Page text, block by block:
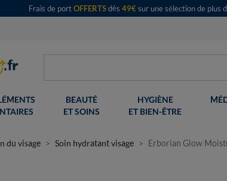
Frais de portOFFERTSdès 49€sur une sélection de plus
BEAUTÉ
ET SOINS
HYGIÈNE
ET BIEN-ÊTRE
du visage Soin hydratant visage Erborian Glow